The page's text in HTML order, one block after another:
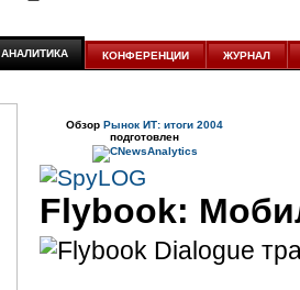
АНАЛИТИКА КОНФЕРЕНЦИИ ЖУРНАЛ
Обзор Рынок ИТ: итоги 2004
подготовлен
Flybook: